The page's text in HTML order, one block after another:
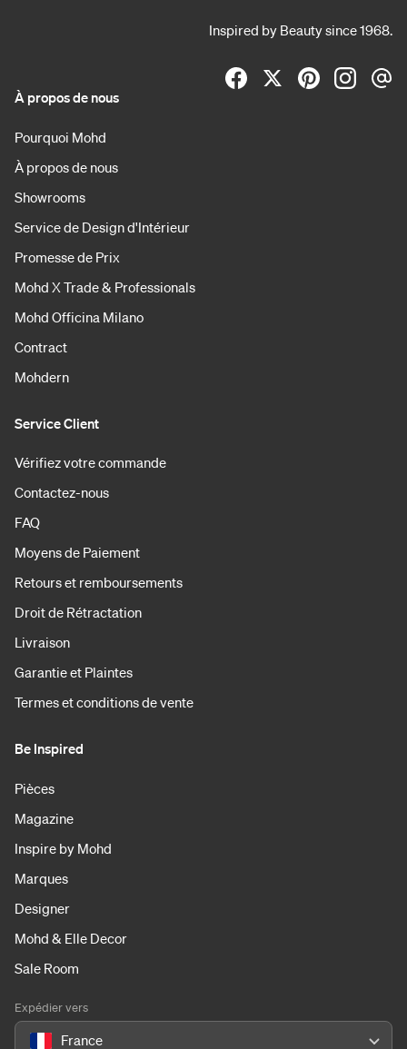
Inspired by Beauty since 1968.
À propos de nous
Pourquoi Mohd
À propos de nous
Showrooms
Service de Design d'Intérieur
Promesse de Prix
Mohd X Trade & Professionals
Mohd Officina Milano
Contract
Mohdern
Service Client
Vérifiez votre commande
Contactez-nous
FAQ
Moyens de Paiement
Retours et remboursements
Droit de Rétractation
Livraison
Garantie et Plaintes
Termes et conditions de vente
Be Inspired
Pièces
Magazine
Inspire by Mohd
Marques
Designer
Mohd & Elle Decor
Sale Room
Expédier vers
France